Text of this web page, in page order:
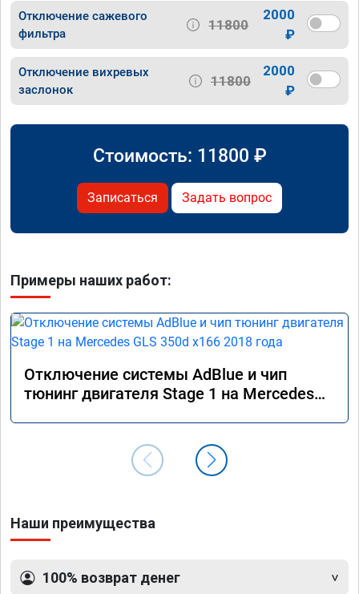
Отключение сажевого
фильтра
11800
2000
₽
Отключение вихревых
заслонок
11800
2000
₽
Стоимость: 11800 ₽
Записаться Задать вопрос
Примеры наших работ:
Отключение системы AdBlue и чип
тюнинг двигателя Stage 1 на Mercedes
Наши преимущества
100% возврат денег